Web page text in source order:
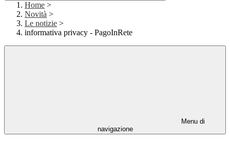
Home >
Novità >
Le notizie >
informativa privacy - PagoInRete
Menu di
navigazione